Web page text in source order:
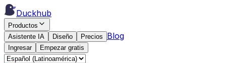
Duckhub
Productos
Asistente IA
Diseño Precios Blog
Ingresar Empezar gratis